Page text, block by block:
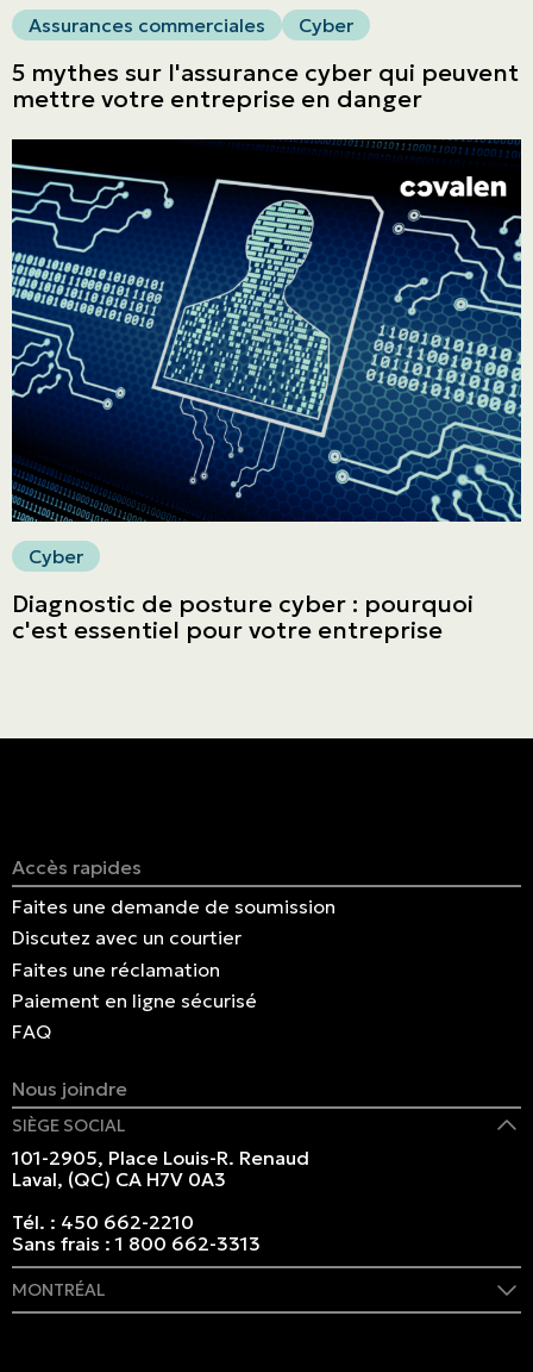
À propos
Carrière
Nous joindre
English | CA
Faites un paiement
Assurances commerciales Cyber
5 mythes sur l'assurance cyber qui peuvent
mettre votre entreprise en danger
Cyber
Diagnostic de posture cyber : pourquoi
c'est essentiel pour votre entreprise
Accès rapides
Faites une demande de soumission
Discutez avec un courtier
Faites une réclamation
Paiement en ligne sécurisé
FAQ
Nous joindre
SIÈGE SOCIAL
101-2905, Place Louis-R. Renaud
Laval, (QC) CA H7V 0A3
Tél. : 450 662-2210
Sans frais :1 800 662-3313
MONTRÉAL